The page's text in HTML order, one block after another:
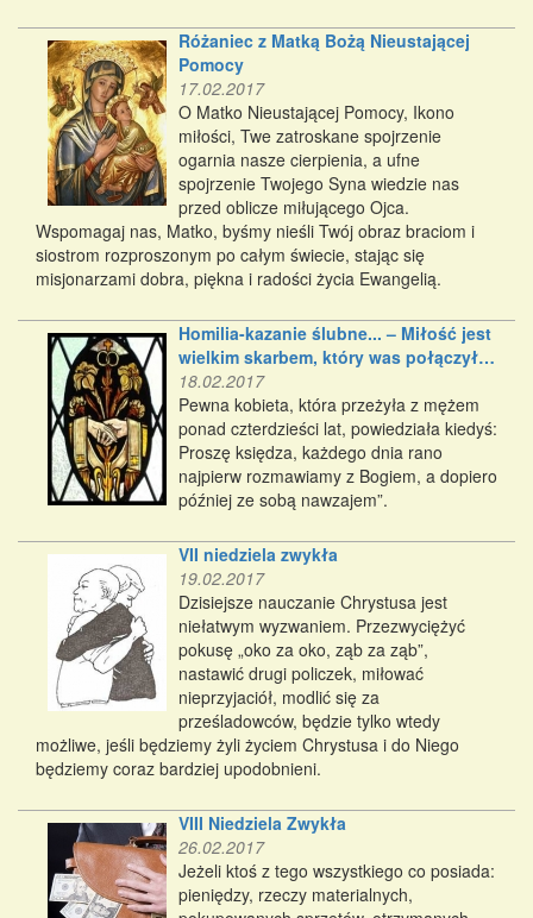
Różaniec z Matką Bożą Nieustającej
Pomocy
17.02.2017
O Matko Nieustającej Pomocy, Ikono
miłości, Twe zatroskane spojrzenie
ogarnia nasze cierpienia, a ufne
spojrzenie Twojego Syna wiedzie nas
przed oblicze miłującego Ojca.
Wspomagaj nas, Matko, byśmy nieśli Twój obraz braciom i
siostrom rozproszonym po całym świecie, stając się
misjonarzami dobra, piękna i radości życia Ewangelią.
Homilia-kazanie ślubne... – Miłość jest
wielkim skarbem, który was połączył…
18.02.2017
Pewna kobieta, która przeżyła z mężem
ponad czterdzieści lat, powiedziała kiedyś:
Proszę księdza, każdego dnia rano
najpierw rozmawiamy z Bogiem, a dopiero
później ze sobą nawzajem”.
VII niedziela zwykła
19.02.2017
Dzisiejsze nauczanie Chrystusa jest
niełatwym wyzwaniem. Przezwyciężyć
pokusę „oko za oko, ząb za ząb”,
nastawić drugi policzek, miłować
nieprzyjaciół, modlić się za
prześladowców, będzie tylko wtedy
możliwe, jeśli będziemy żyli życiem Chrystusa i do Niego
będziemy coraz bardziej upodobnieni.
VIII Niedziela Zwykła
26.02.2017
Jeżeli ktoś z tego wszystkiego co posiada:
pieniędzy, rzeczy materialnych,